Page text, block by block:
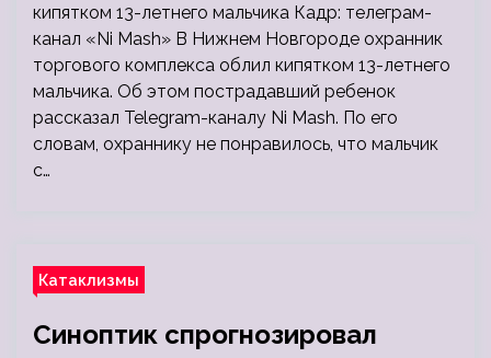
кипятком 13-летнего мальчика Кадр: телеграм-
канал «Ni Mash» В Нижнем Новгороде охранник
торгового комплекса облил кипятком 13-летнего
мальчика. Об этом пострадавший ребенок
рассказал Telegram-каналу Ni Mash. По его
словам, охраннику не понравилось, что мальчик
с…
Катаклизмы
Синоптик спрогнозировал